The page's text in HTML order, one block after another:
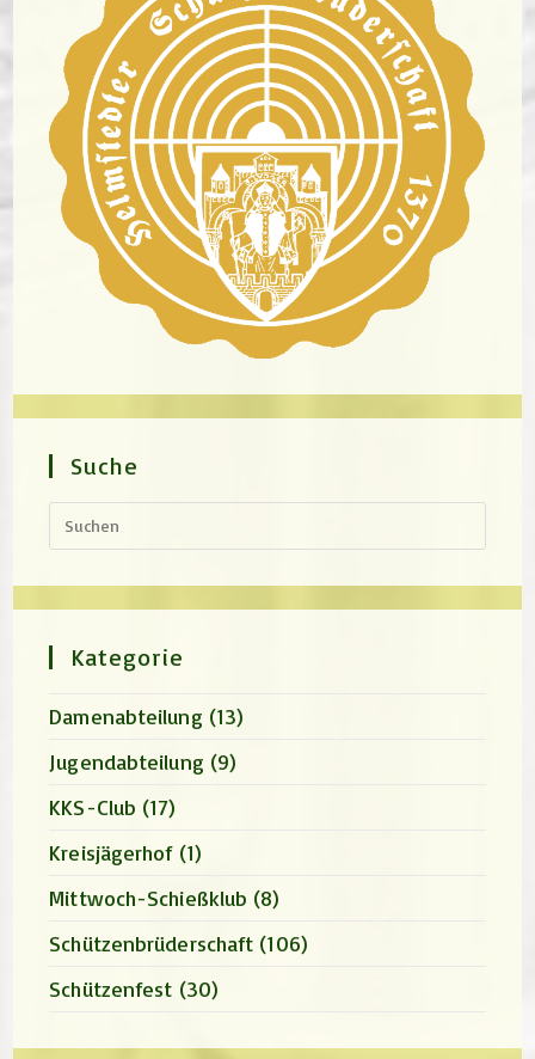
Suche
Kategorie
Damenabteilung (13)
Jugendabteilung (9)
KKS-Club (17)
Kreisjägerhof (1)
Mittwoch-Schießklub (8)
Schützenbrüderschaft (106)
Schützenfest (30)